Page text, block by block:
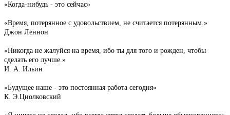
«Когда-нибудь - это сейчас»
«Время, потерянное с удовольствием, не считается потерянным.»
Джон Леннон
«Никогда не жалуйся на время, ибо ты для того и рожден, чтобы
сделать его лучше.»
И. А. Ильин
«Будущее наше - это постоянная работа сегодня»
К. Э.Циолковский